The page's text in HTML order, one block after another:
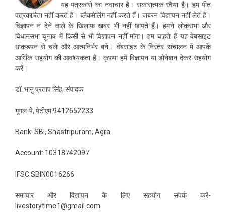
यह पत्रकारों का नवाचार है। सकारात्मक रवैया है। हम पीत
पत्रकारिता नहीं करते हैं। ब्लैकमेलिंग नहीं करते हैं। जबरन विज्ञापन नहीं लेते हैं।
विज्ञापन न देने वाले के खिलाफ खबर भी नहीं छापते हैं। हमने लोकसभा और
विधानसभा चुनाव में किसी से भी विज्ञापन नहीं मांगा। हम चाहते हैं यह वेबसाइट
धाकड़पन से चले और आत्मनिर्भर बने। वेबसाइट के निरंतर संचालन में आपके
आर्थिक सहयोग की आवश्यकता है। कृपया हमें विज्ञापन या डोनेशन देकर सहयोग
करें।
डॉ. भानु प्रताप सिंह, संपादक
गूगल-पे, पेटीएम 9412652233
Bank: SBI, Shastripuram, Agra
Account: 10318742097
IFSC:SBIN0016266
समाचार और विज्ञापन के लिए सहयोग संपर्क करें-
livestorytime1@gmail.com